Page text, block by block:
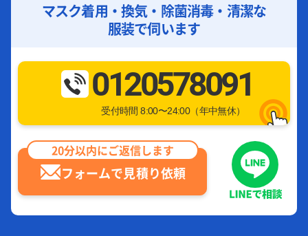
マスク着用・換気・除菌消毒・清潔な
服装で伺います
0120578091
受付時間 8:00〜24:00（年中無休）
フォームで見積り依頼
20分以内にご返信します